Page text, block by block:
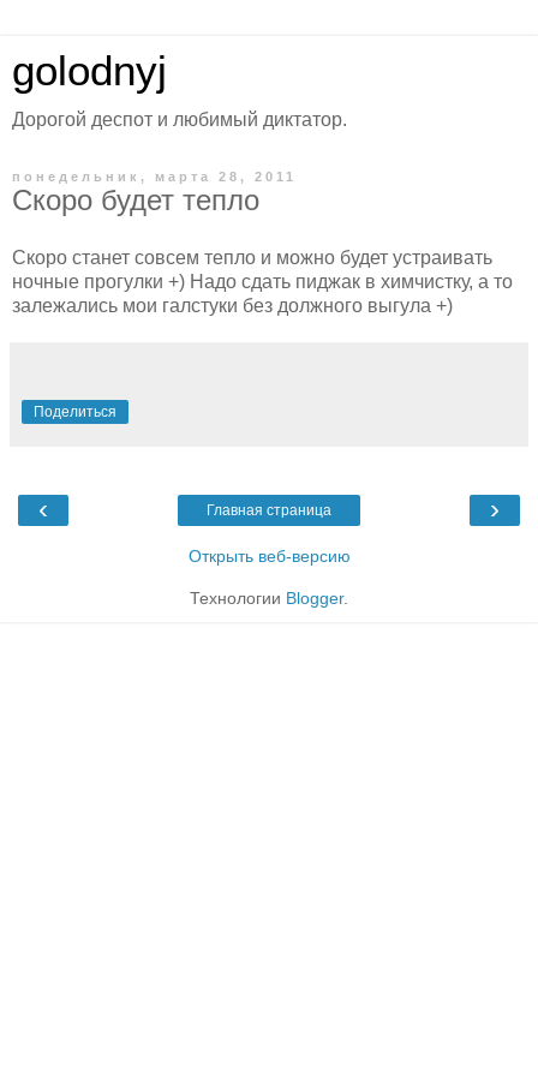
golodnyj
Дорогой деспот и любимый диктатор.
понедельник, марта 28, 2011
Скоро будет тепло
Скоро станет совсем тепло и можно будет устраивать
ночные прогулки +) Надо сдать пиджак в химчистку, а то
залежались мои галстуки без должного выгула +)
Поделиться
‹ ›
Главная страница
Открыть веб-версию
Технологии Blogger.